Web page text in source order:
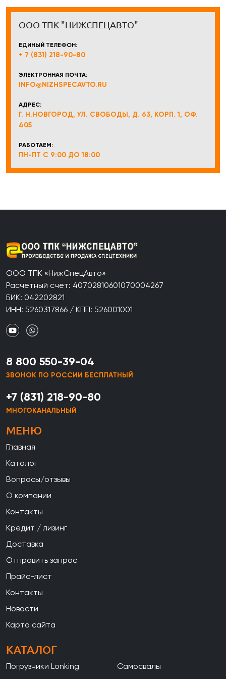
ООО ТПК "НИЖСПЕЦАВТО"
ЕДИНЫЙ ТЕЛЕФОН:
+ 7 (831) 218-90-80
ЭЛЕКТРОННАЯ ПОЧТА:
INFO@NIZHSPECAVTO.RU
АДРЕС:
Г. Н.НОВГОРОД, УЛ. СВОБОДЫ, Д. 63, КОРП. 1, ОФ.
405
РАБОТАЕМ:
ПН-ПТ С 9:00 ДО 18:00
ООО ТПК «НижСпецАвто»
Расчетный счет: 40702810601070004267
БИК: 042202821
ИНН: 5260317866 / КПП: 526001001
8 800 550-39-04
ЗВОНОК ПО РОССИИ БЕСПЛАТНЫЙ
+7 (831) 218-90-80
МНОГОКАНАЛЬНЫЙ
МЕНЮ
Главная
Каталог
Вопросы/отзывы
О компании
Контакты
Кредит / лизинг
Доставка
Отправить запрос
Прайс-лист
Контакты
Новости
Карта сайта
КАТАЛОГ
Погрузчики Lonking
Самосвалы